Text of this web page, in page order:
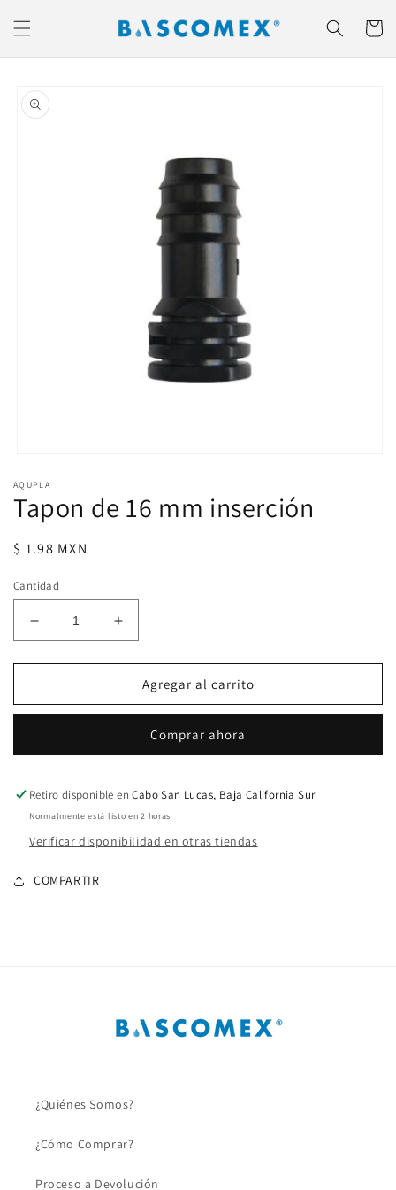
directamente
al contenido
Carrito
a la
información
multimedia
1
en
ventana
modal
AQUPLA
Tapon de 16 mm inserción
Precio
$ 1.98 MXN
Cantidad
Reducir
cantidad
para
de
inserción
Aumentar
cantidad
para
Tapon
de
inserción
Agregar al carrito
Comprar ahora
Retiro disponible enCabo San Lucas, Baja California Sur
Normalmente está listo en 2 horas
Verificar disponibilidad en otras tiendas
COMPARTIR
¿Quiénes Somos?
¿Cómo Comprar?
Proceso a Devolución